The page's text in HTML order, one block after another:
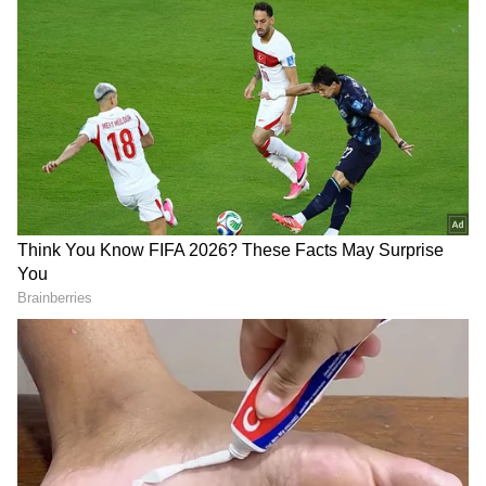
DOWNLOAD APP
RECOMMENDED STORIES
ವರೀಯಾನ್ ಯೋಗದಿಂದ 5
ರಾಶಿಗಳಿಗೆ ಶನಿದೇವರ ಕೃಪೆ;
ಸಿಗಲಿದೆ ಅದೃಷ್ಟದ ಖಜಾನೆ,
ಸುವರ್ಣ ಯುಗ ಆರಂಭ
ಮನೆಯಲ್ಲಿ ರಾಶಿ ರಾಶಿ ಬೀಳಲಿದೆ
ಚಿನ್ನ, ಈ ಯೋಗದಿಂದ ದೇವರು
ನಿಮ್ಮ ಜೊತೆಗಿರುತ್ತಾನೆ!